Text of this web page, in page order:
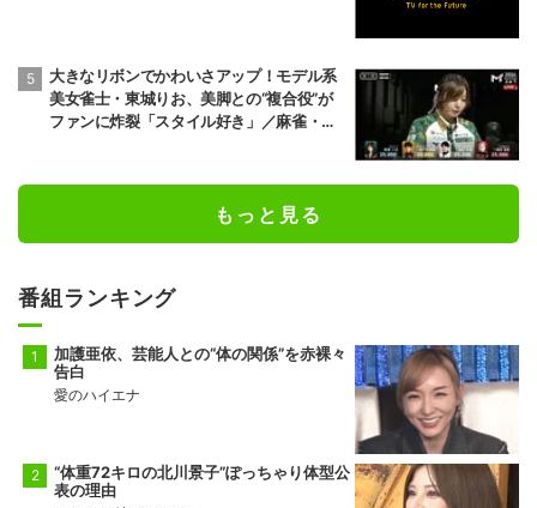
大きなリボンでかわいさアップ！モデル系
美女雀士・東城りお、美脚との“複合役”が
ファンに炸裂「スタイル好き」／麻雀・M
もっと見る
番組ランキング
加護亜依、芸能人との“体の関係”を赤裸々
告白
愛のハイエナ
“体重72キロの北川景子”ぽっちゃり体型公
表の理由